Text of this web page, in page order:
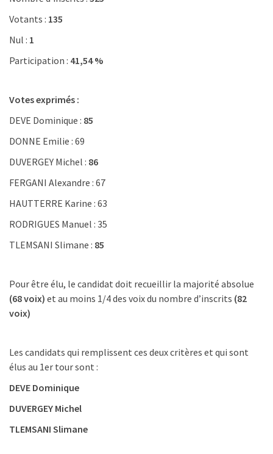
Votants : 135
Nul : 1
Participation : 41,54 %
Votes exprimés :
DEVE Dominique : 85
DONNE Emilie : 69
DUVERGEY Michel : 86
FERGANI Alexandre : 67
HAUTTERRE Karine : 63
RODRIGUES Manuel : 35
TLEMSANI Slimane : 85
Pour être élu, le candidat doit recueillir la majorité absolue
(68 voix) et au moins 1/4 des voix du nombre d’inscrits (82
voix)
Les candidats qui remplissent ces deux critères et qui sont
élus au 1er tour sont :
DEVE Dominique
DUVERGEY Michel
TLEMSANI Slimane